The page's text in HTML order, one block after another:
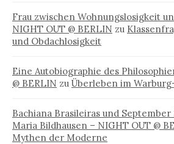
Frau zwischen Wohnungslosigkeit
NIGHT OUT @ BERLIN zu
und Obdachlosigkeit
Eine Autobiographie des
@ BERLIN zu Überleben im
Bachiana Brasileiras und
Maria Bildhausen – NIGHT OUT @
Mythen der Moderne